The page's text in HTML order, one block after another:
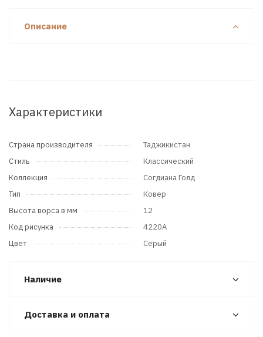
Описание
Характеристики
Страна производителя
Таджикистан
Стиль
Классический
Коллекция
Согдиана Голд
Тип
Ковер
Высота ворса в мм
12
Код рисунка
4220A
Цвет
Серый
Наличие
Доставка и оплата